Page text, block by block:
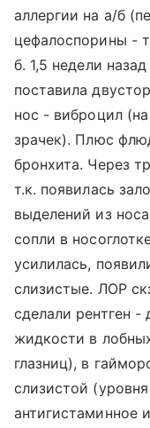
аллергии на а/б
цефалоспорины -
б. 1,5 недели
поставила
нос - виброцил
зрачек). Плюс
бронхита. Через
т.к. появилась
выделений из
сопли в
усилилась,
слизистые. ЛОР
сделали рентген -
жидкости в
глазниц), в
слизистой
антигистаминное